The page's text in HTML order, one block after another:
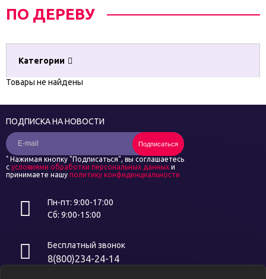
ПО ДЕРЕВУ
Категории
Товары не найдены
Пн-пт: 9:00-17:00
Сб: 9:00-15:00
Бесплатный звонок
8(800)234-24-14
ПОДПИСКА НА НОВОСТИ
Подписаться
* Нажимая кнопку "Подписаться", вы соглашаетесь
с условиями обработки персональных данных и
принимаете нашу политику конфиденциальности